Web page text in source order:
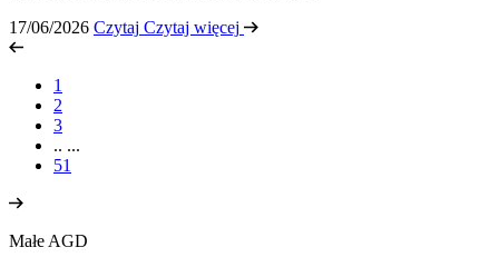
17/06/2026 Czytaj Czytaj więcej
1
2
3
.. ...
51
Małe AGD